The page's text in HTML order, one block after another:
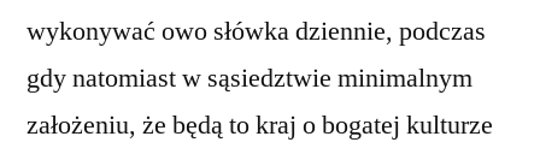
wykonywać owo słówka dziennie, podczas
gdy natomiast w sąsiedztwie minimalnym
założeniu, że będą to kraj o bogatej kulturze